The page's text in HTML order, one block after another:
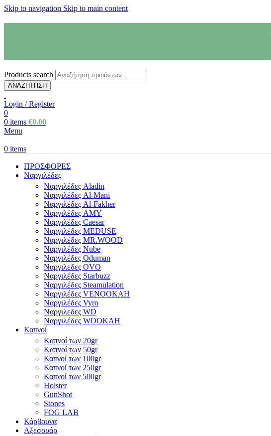
Skip to navigation Skip to main content
Products search
ΑΝΑΖΗΤΗΣΗ
Login / Register
0
0 items €0.00
Menu
0 items
ΠΡΟΣΦΟΡΕΣ
Ναργιλέδες
Ναργιλέδες Aladin
Ναργιλέδες Al-Mani
Ναργιλέδες Al-Fakher
Ναργιλέδες AΜΥ
Ναργιλέδες Caesar
Ναργιλέδες MEDUSE
Ναργιλέδες MR.WOOD
Ναργιλέδες Nube
Ναργιλέδες Oduman
Ναργιλεδες OVO
Ναργιλέδες Starbuzz
Ναργιλέδες Steamulation
Ναργιλέδες VENOOKAH
Ναργιλέδες Vyro
Ναργιλεδες WD
Ναργιλέδες WOOKAH
Καπνοί
Kαπνοί των 20gr
Kαπνοί των 50gr
Καπνοί των 100gr
Καπνοί των 250gr
Καπνοί των 500gr
Holster
GunShot
Stones
FOG LAB
Κάρβουνα
Αξεσουάρ